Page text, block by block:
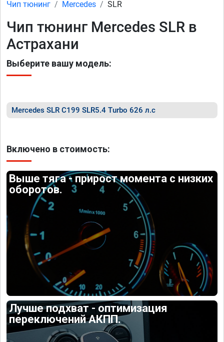
Чип тюнинг Mercedes SLR
Чип тюнинг Mercedes SLR в
Астрахани
Выберите вашу модель:
Mercedes SLR C199 SLR5.4 Turbo 626 л.с
Включено в стоимость:
Выше тяга - прирост момента с низких
оборотов.
Лучше подхват - оптимизация
переключений АКПП.